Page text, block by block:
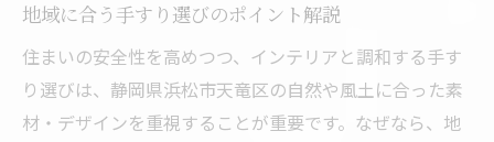
地域に合う手すり選びのポイント解説
住まいの安全性を高めつつ、インテリアと調和する手す
り選びは、静岡県浜松市天竜区の自然や風土に合った素
材・デザインを重視することが重要です。なぜなら、地